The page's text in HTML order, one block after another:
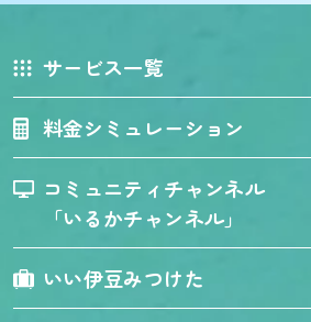
サービス一覧
料金シミュレーション
コミュニティチャンネル
「いるかチャンネル」
いい伊豆みつけた